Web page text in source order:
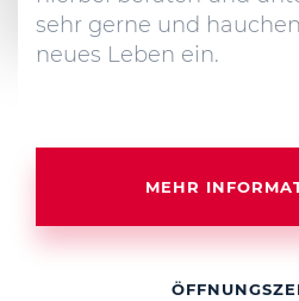
sehr gerne und
neues Leben ein.
MEHR